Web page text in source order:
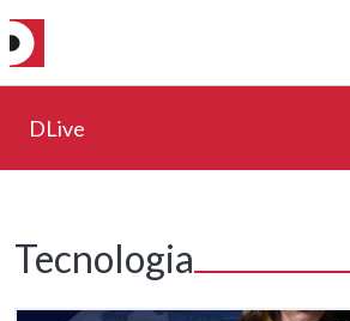
DLive
Tecnologia